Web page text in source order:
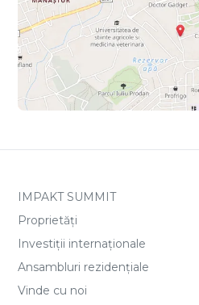
IMPAKT SUMMIT
Proprietăți
Investiții internaționale
Ansambluri rezidențiale
Vinde cu noi